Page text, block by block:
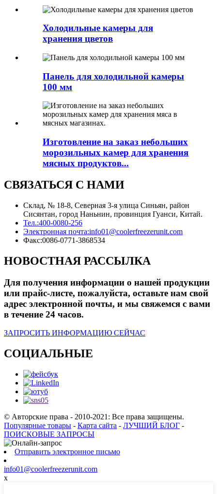
Холодильные камеры для
хранения цветов
Панель для холодильной камеры
100 мм
Изготовление на заказ небольших
морозильных камер для хранения
мясных продуктов...
СВЯЗАТЬСЯ С НАМИ
Склад, № 18-8, Северная 3-я улица Синьян, район
Сисянтан, город Наньнин, провинция Гуанси, Китай.
Тел.:400-0080-256
Электронная почта:info01@coolerfreezerunit.com
Факс:0086-0771-3868534
НОВОСТНАЯ РАССЫЛКА
Для получения информации о нашей продукции
или прайс-листе, пожалуйста, оставьте нам свой
адрес электронной почты, и мы свяжемся с вами
в течение 24 часов.
ЗАПРОСИТЬ ИНФОРМАЦИЮ СЕЙЧАС
СОЦИАЛЬНЫЕ
© Авторские права - 2010-2021: Все права защищены.
Популярные товары - Карта сайта - ЛУЧШИЙ БЛОГ -
ПОИСКОВЫЕ ЗАПРОСЫ
Отправить электронное письмо
info01@coolerfreezerunit.com
x